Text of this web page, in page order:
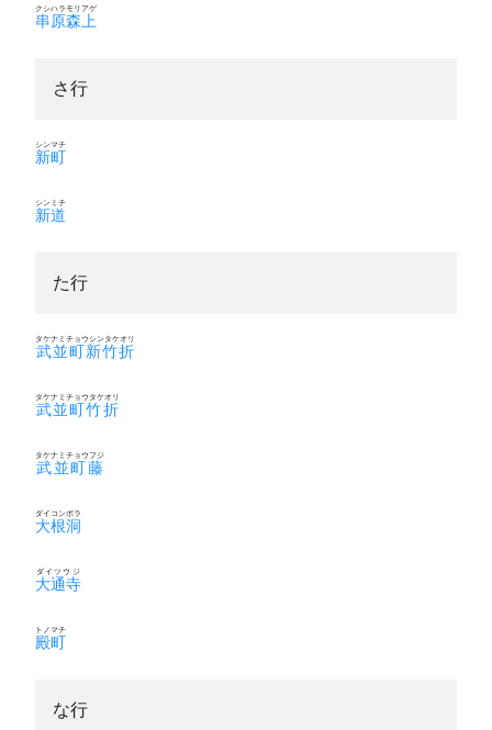
串原森上
クシハラモリアゲ
さ行
新町
シンマチ
新道
シンミチ
た行
武並町新竹折
タケナミチョウシンタケオリ
武並町竹折
タケナミチョウタケオリ
武並町藤
タケナミチョウフジ
大根洞
ダイコンボラ
大通寺
ダイツウジ
殿町
トノマチ
な行